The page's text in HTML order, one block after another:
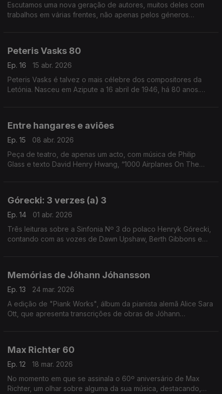
Escutamos uma nova geração de autores, muitos deles com
trabalhos em várias frentes, não apenas pelos géneros
Peteris Vasks 80
Ep. 16
15 abr. 2026
Peteris Vasks é talvez o mais célebre dos compositores da
Letónia. Nasceu em Azipute a 16 abril de 1946, há 80 anos.
Entre hangares e aviões
Ep. 15
08 abr. 2026
Peça de teatro, de apenas um acto, com música de Philip
Glass e texto David Henry Hwang, “1000 Airplanes On The
Górecki: 3 verzes (a) 3
Ep. 14
01 abr. 2026
Três leituras sobre a Sinfonia Nº 3 do polaco Henryk Górecki,
contando com as vozes de Dawn Upshaw, Berth Gibbons e
Memórias de Jóhann Jóhansson
Ep. 13
24 mar. 2026
A edição de "Piank Works", álbum da pianista alemã Alice Sara
Ott, que apresenta transcrições de obras de Jóhann
Max Richter 60
Ep. 12
18 mar. 2026
No momento em que se assinala o 60º aniversário de Max
Richter, um olhar sobre alguma da sua música, destacando,